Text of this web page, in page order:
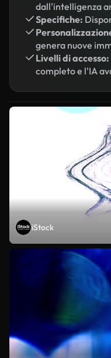
dall'intelligenza
Specifiche:
genera nuove
Livelli di accesso:
completo e l'IA
iStock